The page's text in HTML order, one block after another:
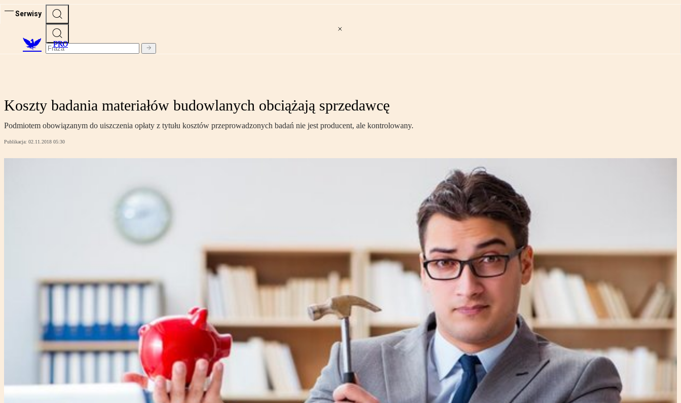
Serwisy
PRO
Koszty badania materiałów budowlanych obciążają sprzedawcę
Podmiotem obowiązanym do uiszczenia opłaty z tytułu kosztów przeprowadzonych badań nie jest producent, ale kontrolowany.
Publikacja: 02.11.2018 05:30